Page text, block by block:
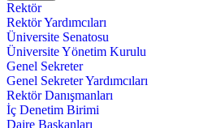
Rektör
Rektör Yardımcıları
Üniversite Senatosu
Üniversite Yönetim Kurulu
Genel Sekreter
Genel Sekreter Yardımcıları
Rektör Danışmanları
İç Denetim Birimi
Daire Başkanları